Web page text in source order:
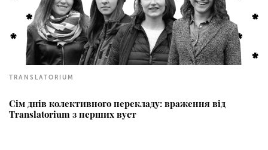
TRANSLATORIUM
Сім днів колективного перекладу: враження від
Translatorium з перших вуст